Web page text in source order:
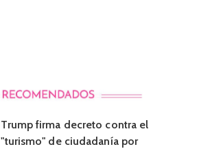
Trump firma decreto contra el
"turismo" de ciudadanía por